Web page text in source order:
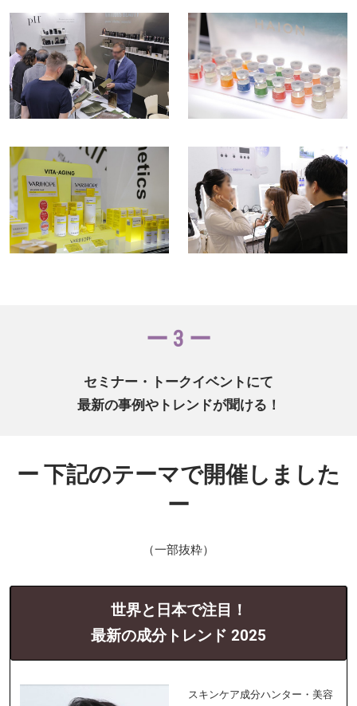
ー 3 ー
セミナー・トークイベントにて
最新の事例やトレンドが聞ける！
ー 下記のテーマで開催しました
ー
（一部抜粋）
世界と日本で注目！
最新の成分トレンド 2025
スキンケア成分ハンター・美容